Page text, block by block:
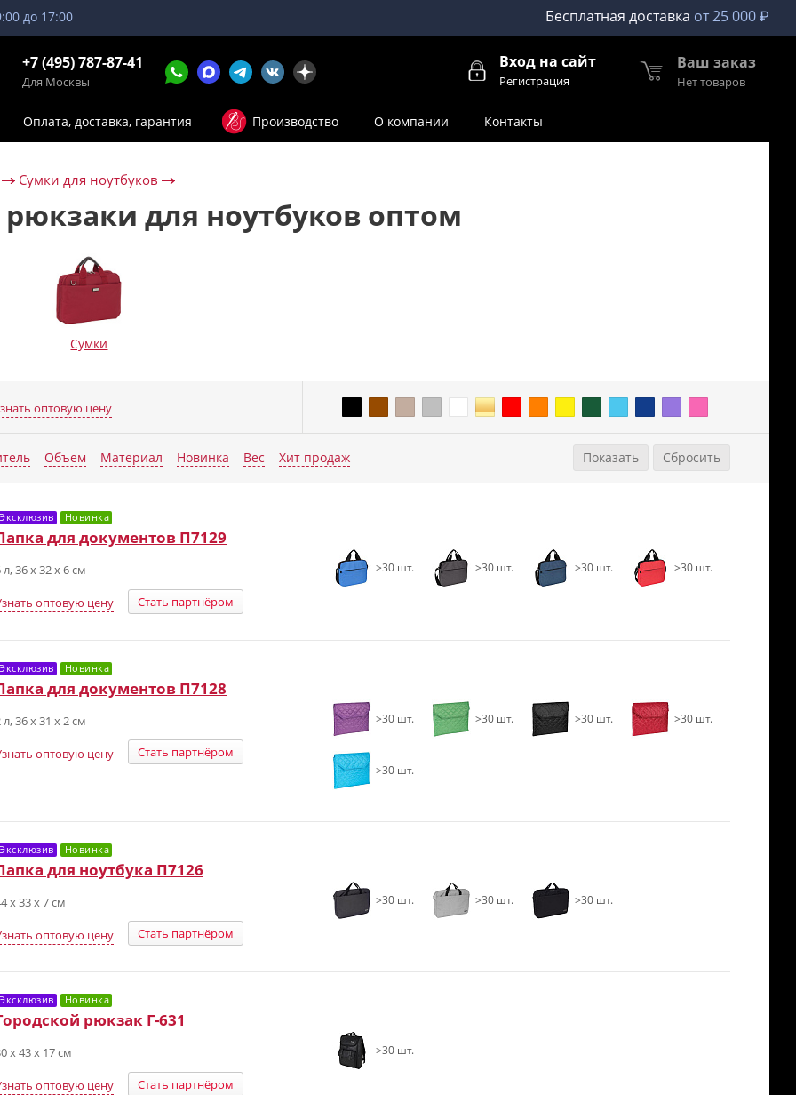
до 17:00 Бесплатная доставка от 25 000 ₽
+7 (495) 787-87-41
Для Москвы
Вход на сайт
Регистрация
Ваш заказ
Нет товаров
Оплата, доставка, гарантия Производство О компании Контакты
Сумки для ноутбуков
для ноутбуков оптом
Сумки
оптовую цену
Сбросить
Объем Материал Новинка Вес Хит продаж
Эксклюзив Новинка
для документов П7129
л, 36 х 32 х 6 см
оптовую цену Стать партнёром
>30 шт. >30 шт. >30 шт. >30 шт.
Эксклюзив Новинка
для документов П7128
л, 36 х 31 х 2 см
оптовую цену Стать партнёром
>30 шт. >30 шт. >30 шт. >30 шт.
>30 шт.
Эксклюзив Новинка
для ноутбука П7126
х 33 х 7 см
оптовую цену Стать партнёром
>30 шт. >30 шт. >30 шт.
Эксклюзив Новинка
рюкзак Г-631
х 43 х 17 см
оптовую цену Стать партнёром
>30 шт.